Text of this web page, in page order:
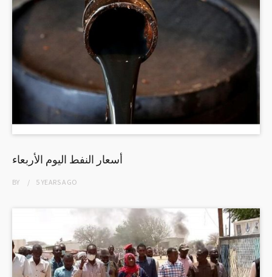
أسعار النفط اليوم الأربعاء
BY 5 YEARSAGO